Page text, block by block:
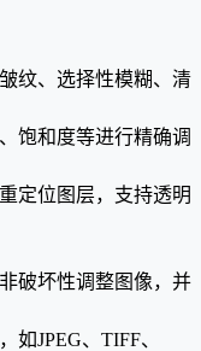
纹、选择性模糊、清
饱和度等进行精确调
定位图层，支持透明
破坏性调整图像，并
如JPEG、TIFF、